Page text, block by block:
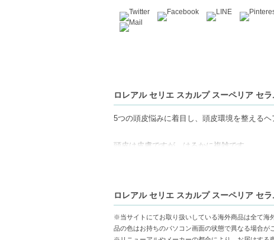
ロレアル セリエ スカルプ スーペリア セ
5つの頭皮悩みに着目し、頭皮環境を整えるヘ
頭皮は皮膚ですが、はるかに複雑です。
頭皮表面の皮脂参加酸化や微小なひび割れが
頭皮環境に着目したヘアセラムは、ベタつき
へと導きます。
ロレアル セリエ スカルプ スーペリア セ
※当サイトにてお取り扱いしている海外商品は全て海
品の色はお持ちのパソコン画面の状態で異なる場合が